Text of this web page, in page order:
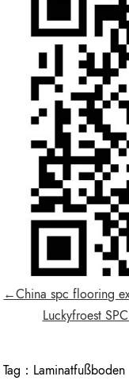
←China spc flooring
Luckyfroest
Tag： Laminatfußboden